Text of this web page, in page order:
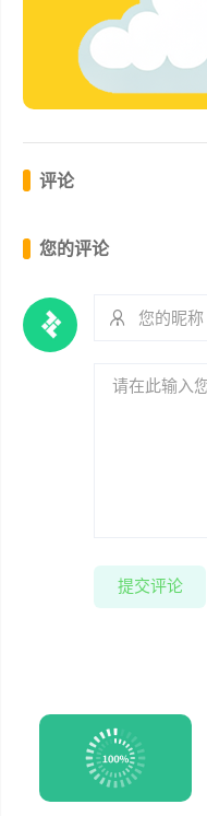
评论
您的评论
提交评论